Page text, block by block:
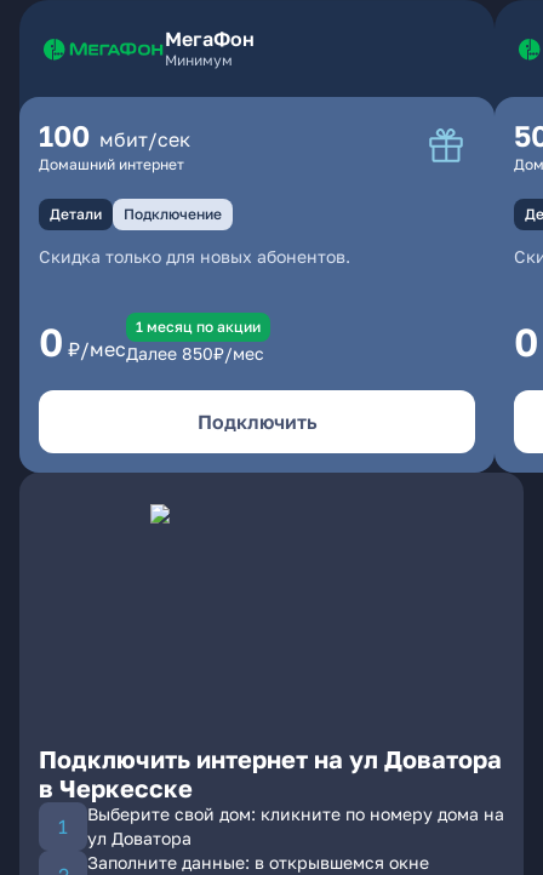
МегаФон
Минимум
100 мбит/сек
Домашний интернет
Детали Подключение
Скидка только для новых абонентов.
0 ₽/мес
1 месяц по акции
Далее 850₽/мес
Подключить
0
Подключить интернет на ул Доватора
в Черкесске
Выберите свой дом: кликните по номеру дома на
ул Доватора
Заполните данные: в открывшемся окне